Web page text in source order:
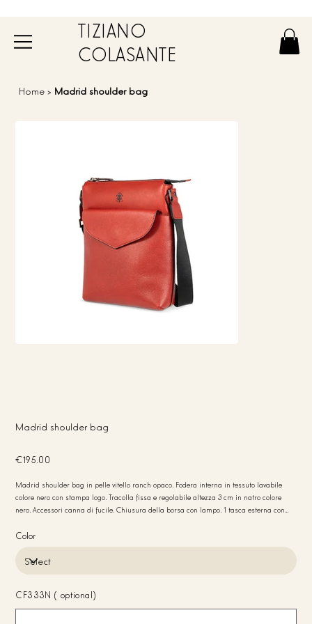
TIZIANO
COLASANTE
Home > Madrid shoulder bag
Madrid shoulder bag
€195.00
Madrid shoulder bag in pelle vitello ranch opaco. Fodera interna in tessuto lavabile
colore nero con stampa logo. Tracolla fissa e regolabile altezza 3 cm in natro colore
nero. Accessori canna di fucile. Chiusura della borsa con lampo. 1 tasca esterna con
posteriore e esterna in pelle. Misure: 22x28x6 Peso: 412 gr Made in Italy
Color
CF333N (optional)